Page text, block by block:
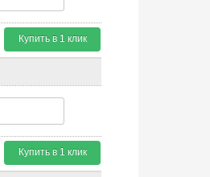
Купить в 1 клик
Купить в 1 клик